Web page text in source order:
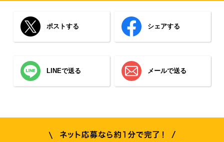
ポストする シェアする
LINEで送る メールで送る